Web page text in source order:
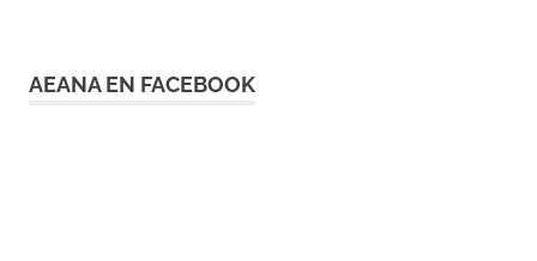
AEANA EN FACEBOOK